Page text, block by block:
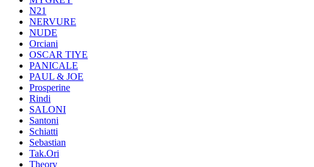
N21
NERVURE
NUDE
Orciani
OSCAR TIYE
PANICALE
PAUL & JOE
Prosperine
Rindi
SALONI
Santoni
Schiatti
Sebastian
Tak.Ori
Theory